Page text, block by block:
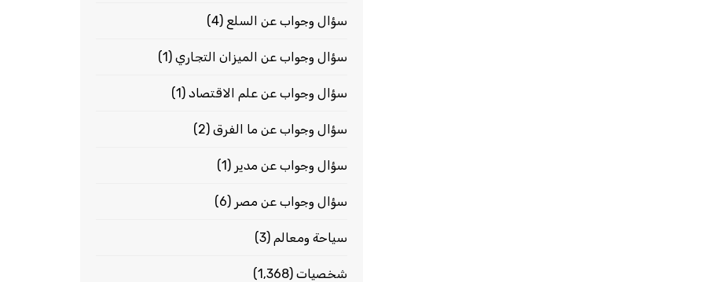
سؤال وجواب عن السلع (4)
سؤال وجواب عن الميزان التجاري (1)
سؤال وجواب عن علم الاقتصاد (1)
سؤال وجواب عن ما الفرق (2)
سؤال وجواب عن مدير (1)
سؤال وجواب عن مصر (6)
سياحة ومعالم (3)
شخصيات (1٬368)